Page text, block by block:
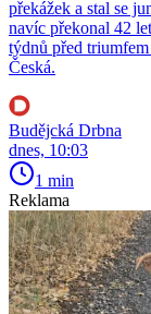
překážek a stal se
navíc překonal 42
týdnů před
Česká.
Budějcká Drbna
dnes, 10:03
1 min
Reklama